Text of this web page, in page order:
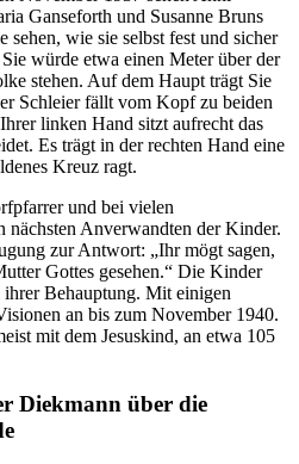
Ganseforth und Susanne Bruns
sehen, wie sie selbst fest und sicher
würde etwa einen Meter über der
stehen. Auf dem Haupt trägt Sie
Schleier fällt vom Kopf zu beiden
linken Hand sitzt aufrecht das
Es trägt in der rechten Hand eine
Kreuz ragt.
und bei vielen
nächsten Anverwandten der Kinder.
zur Antwort: „Ihr mögt sagen,
Gottes gesehen.“ Die Kinder
Behauptung. Mit einigen
an bis zum November 1940.
mit dem Jesuskind, an etwa 105
Diekmann über die